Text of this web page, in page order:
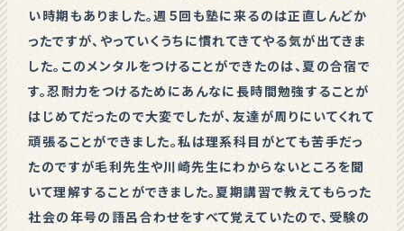
い時期もありました。週５回も塾に来るのは正直しんどか
ったですが、やっていくうちに慣れてきてやる気が出てきま
した。このメンタルをつけることができたのは、夏の合宿で
す。忍耐力をつけるためにあんなに長時間勉強することが
はじめてだったので大変でしたが、友達が周りにいてくれて
頑張ることができました。私は理系科目がとても苦手だっ
たのですが毛利先生や川崎先生にわからないところを聞
いて理解することができました。夏期講習で教えてもらった
社会の年号の語呂合わせをすべて覚えていたので、受験の